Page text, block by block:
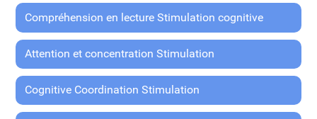
Compréhension en lecture Stimulation cognitive
Attention et concentration Stimulation
Cognitive Coordination Stimulation